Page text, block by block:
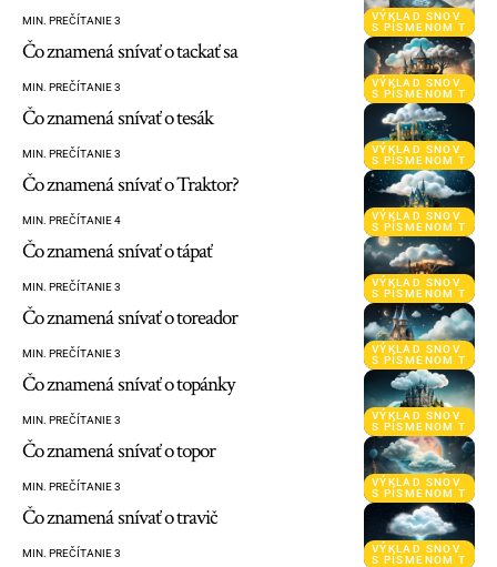
VÝKLAD SNOV
S PÍSMENOM T
MIN. PREČÍTANIE 3
VÝKLAD SNOV
S PÍSMENOM T
Čo znamená snívať o tackať sa
MIN. PREČÍTANIE 3
VÝKLAD SNOV
S PÍSMENOM T
Čo znamená snívať o tesák
MIN. PREČÍTANIE 3
VÝKLAD SNOV
S PÍSMENOM T
Čo znamená snívať o Traktor?
MIN. PREČÍTANIE 4
VÝKLAD SNOV
S PÍSMENOM T
Čo znamená snívať o tápať
MIN. PREČÍTANIE 3
VÝKLAD SNOV
S PÍSMENOM T
Čo znamená snívať o toreador
MIN. PREČÍTANIE 3
VÝKLAD SNOV
S PÍSMENOM T
Čo znamená snívať o topánky
MIN. PREČÍTANIE 3
VÝKLAD SNOV
S PÍSMENOM T
Čo znamená snívať o topor
MIN. PREČÍTANIE 3
VÝKLAD SNOV
S PÍSMENOM T
Čo znamená snívať o travič
MIN. PREČÍTANIE 3